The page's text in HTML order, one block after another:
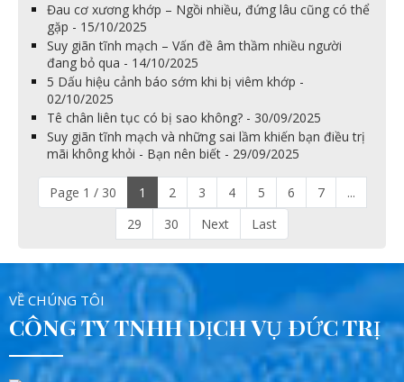
Đau cơ xương khớp – Ngồi nhiều, đứng lâu cũng có thể
gặp - 15/10/2025
Suy giãn tĩnh mạch – Vấn đề âm thầm nhiều người
đang bỏ qua - 14/10/2025
5 Dấu hiệu cảnh báo sớm khi bị viêm khớp -
02/10/2025
Tê chân liên tục có bị sao không? - 30/09/2025
Suy giãn tĩnh mạch và những sai lầm khiến bạn điều trị
mãi không khỏi - Bạn nên biết - 29/09/2025
Page 1 / 30 1 2 3 4 5 6 7
...
29
30 Next Last
VỀ CHÚNG TÔI
CÔNG TY TNHH DỊCH VỤ ĐỨC TRỊ